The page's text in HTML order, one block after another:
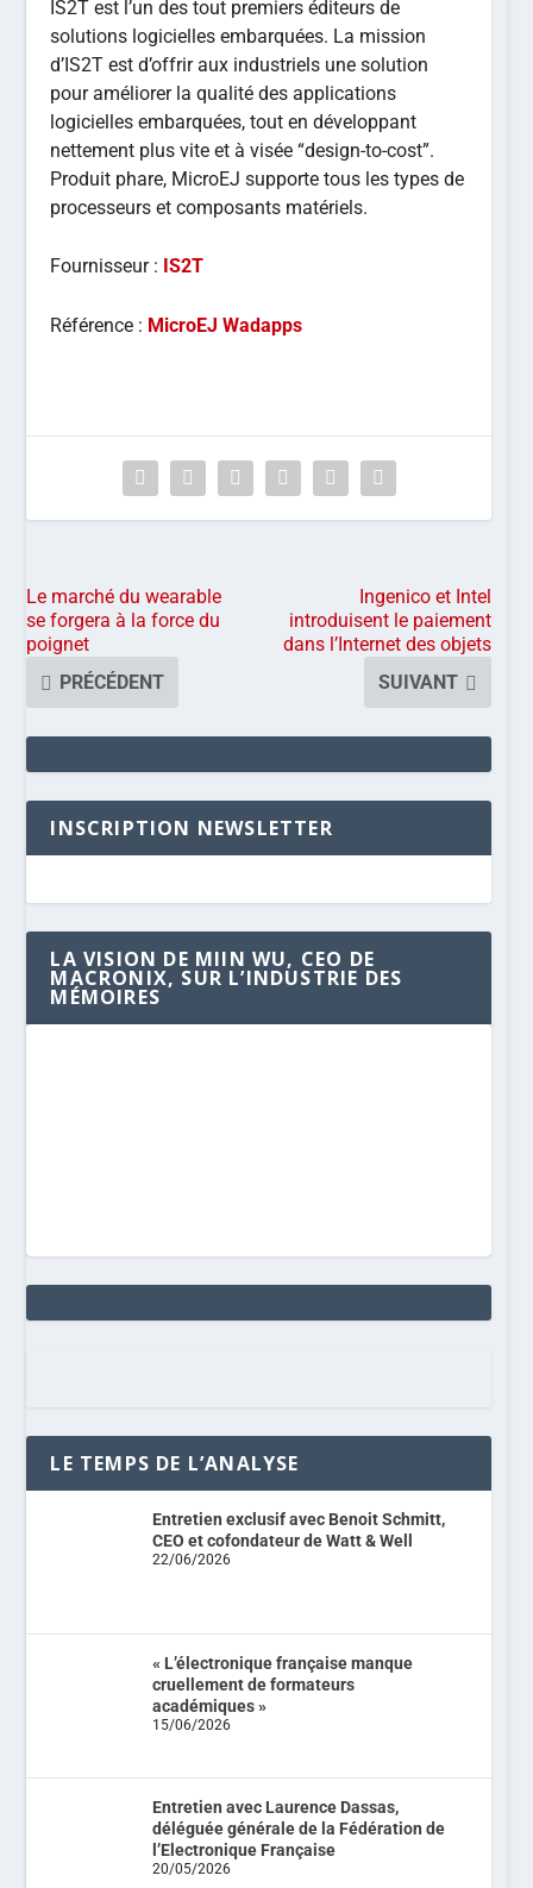
IS2T est l’un des tout premiers éditeurs de
solutions logicielles embarquées. La mission
d’IS2T est d’offrir aux industriels une solution
pour améliorer la qualité des applications
logicielles embarquées, tout en développant
nettement plus vite et à visée “design-to-cost”.
Produit phare, MicroEJ supporte tous les types de
processeurs et composants matériels.
Fournisseur : IS2T
Référence : MicroEJ Wadapps
Le marché du wearable
se forgera à la force du
poignet
PRÉCÉDENT
Ingenico et Intel
introduisent le paiement
dans l’Internet des objets
SUIVANT
INSCRIPTION NEWSLETTER
LA VISION DE MIIN WU, CEO DE
MACRONIX, SUR L’INDUSTRIE DES
MÉMOIRES
LE TEMPS DE L’ANALYSE
Entretien exclusif avec Benoit Schmitt,
CEO et cofondateur de Watt & Well
22/06/2026
« L’électronique française manque
cruellement de formateurs
académiques »
15/06/2026
Entretien avec Laurence Dassas,
déléguée générale de la Fédération de
l’Electronique Française
20/05/2026